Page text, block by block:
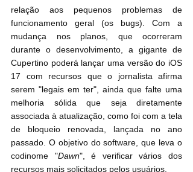
relação aos pequenos problemas de
funcionamento geral (os bugs). Com a
mudança nos planos, que ocorreram
durante o desenvolvimento, a gigante de
Cupertino poderá lançar uma versão do iOS
17 com recursos que o jornalista afirma
serem "legais em ter", ainda que falte uma
melhoria sólida que seja diretamente
associada à atualização, como foi com a tela
de bloqueio renovada, lançada no ano
passado. O objetivo do software, que leva o
codinome "Dawn", é verificar vários dos
recursos mais solicitados pelos usuários.